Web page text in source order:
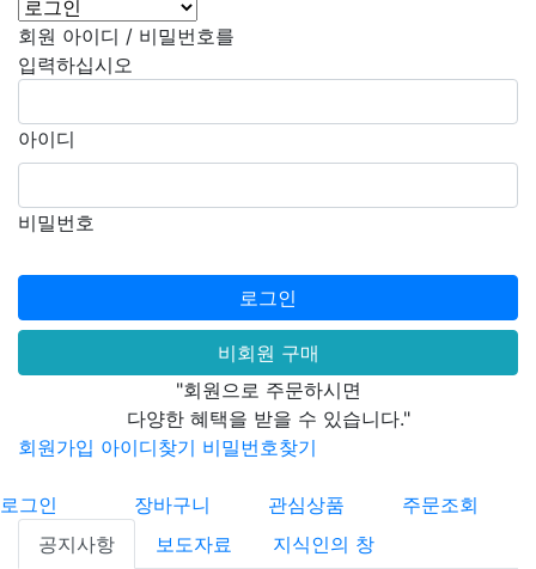
회원 아이디 / 비밀번호를
입력하십시오
아이디
비밀번호
로그인
비회원 구매
"회원으로 주문하시면
다양한 혜택을 받을 수 있습니다."
회원가입 아이디찾기 비밀번호찾기
로그인 장바구니 관심상품
주문조회
공지사항
보도자료
지식인의 창